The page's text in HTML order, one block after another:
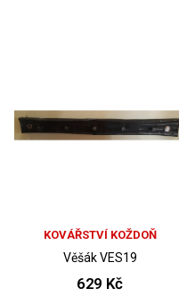
KOVÁŘSTVÍ KOŽDOŇ
Věšák VES19
629 Kč